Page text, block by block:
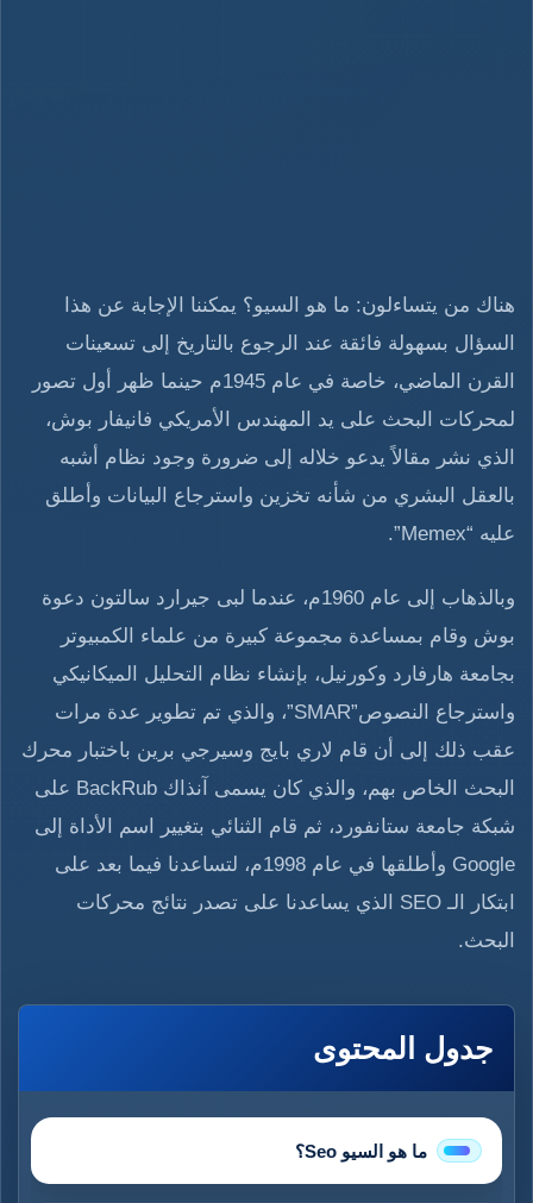
هناك من يتساءلون: ما هو السيو؟ يمكننا الإجابة عن هذا
السؤال بسهولة فائقة عند الرجوع بالتاريخ إلى تسعينات
القرن الماضي، خاصة في عام 1945م حينما ظهر أول تصور
لمحركات البحث على يد المهندس الأمريكي فانيفار بوش،
الذي نشر مقالاً يدعو خلاله إلى ضرورة وجود نظام أشبه
بالعقل البشري من شأنه تخزين واسترجاع البيانات وأطلق
عليه “Memex”.
وبالذهاب إلى عام 1960م، عندما لبى جيرارد سالتون دعوة
بوش وقام بمساعدة مجموعة كبيرة من علماء الكمبيوتر
بجامعة هارفارد وكورنيل، بإنشاء نظام التحليل الميكانيكي
واسترجاع النصوص”SMAR”، والذي تم تطوير عدة مرات
عقب ذلك إلى أن قام لاري بايج وسيرجي برين باختبار محرك
البحث الخاص بهم، والذي كان يسمى آنذاك BackRub على
شبكة جامعة ستانفورد، ثم قام الثنائي بتغيير اسم الأداة إلى
Google وأطلقها في عام 1998م، لتساعدنا فيما بعد على
ابتكار الـ SEO الذي يساعدنا على تصدر نتائج محركات
البحث.
جدول المحتوى
ما هو السيو Seo؟